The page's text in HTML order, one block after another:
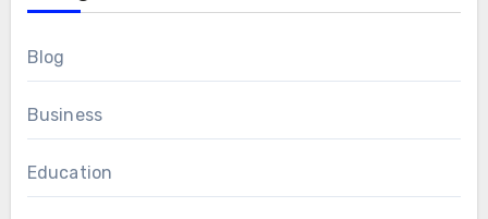
Blog
Business
Education